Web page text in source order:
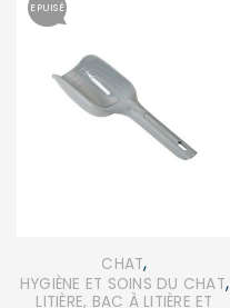
EPUISÉ
CHAT,
HYGIÈNE ET SOINS DU CHAT,
LITIÈRE, BAC À LITIÈRE ET